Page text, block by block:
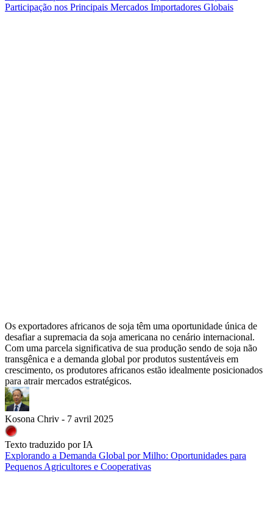
Participação nos Principais Mercados Importadores Globais
Os exportadores africanos de soja têm uma oportunidade única de
desafiar a supremacia da soja americana no cenário internacional.
Com uma parcela significativa de sua produção sendo de soja não
transgênica e a demanda global por produtos sustentáveis em
crescimento, os produtores africanos estão idealmente posicionados
para atrair mercados estratégicos.
Kosona Chriv - 7 avril 2025
Texto traduzido por IA
Explorando a Demanda Global por Milho: Oportunidades para
Pequenos Agricultores e Cooperativas